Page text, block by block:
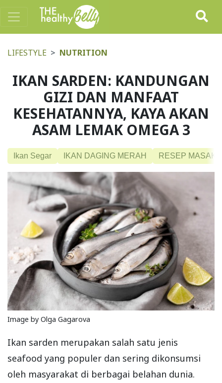
LIFESTYLE NUTRITION
IKAN SARDEN: KANDUNGAN
GIZI DAN MANFAAT
KESEHATANNYA, KAYA AKAN
ASAM LEMAK OMEGA 3
Ikan Segar IKAN DAGING MERAH RESEP
Image by Olga Gagarova
Ikan sarden merupakan salah satu jenis
seafood yang populer dan sering dikonsumsi
oleh masyarakat di berbagai belahan dunia.